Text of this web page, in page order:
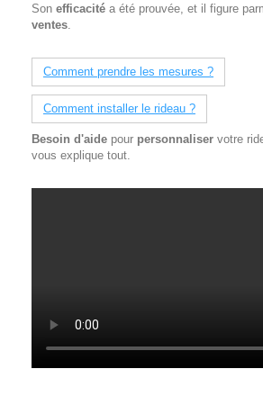
Son efficacité a été prouvée, et il figure
ventes
Comment prendre les mesures ?
Comment installer le rideau ?
Besoin d'aide pour personnaliser votre
vous explique tout.